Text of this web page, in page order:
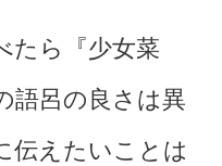
たら『少女菜
語呂の良さは異
えたいことは